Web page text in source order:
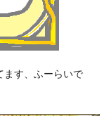
ます、ふーらいで